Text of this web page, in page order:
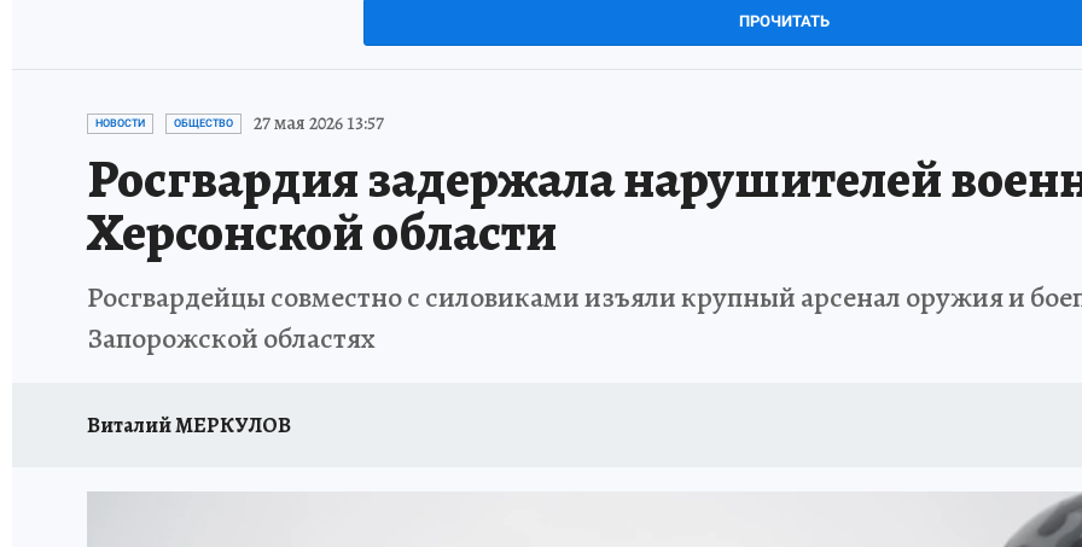
ПРОЧИТАТЬ
НОВОСТИ ОБЩЕСТВО 27 мая 2026 13:57
Росгвардия задержала нарушителей
Херсонской области
Росгвардейцы совместно с силовиками изъяли крупный арсенал оружия и
Запорожской областях
Виталий МЕРКУЛОВ